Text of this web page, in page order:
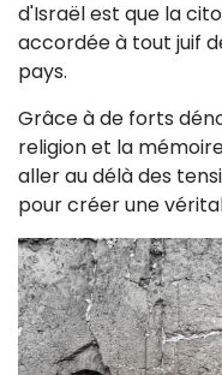
d'Israël est que la
accordée à tout juif
pays.
Grâce à de forts
religion et la
aller au délà des
pour créer une